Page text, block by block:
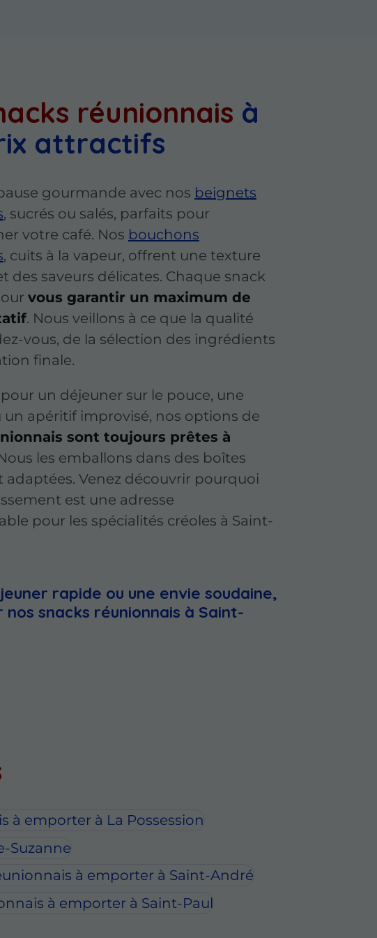
réunionnais à
attractifs
gourmande avec nos beignets
, sucrés ou salés, parfaits pour
votre café. Nos bouchons
, cuits à la vapeur, offrent une texture
des saveurs délicates. Chaque snack
vous garantir un maximum de
. Nous veillons à ce que la qualité
vous, de la sélection des ingrédients
finale.
un déjeuner sur le pouce, une
un apéritif improvisé, nos options de
sont toujours prêtes à
les emballons dans des boîtes
adaptées. Venez découvrir pourquoi
est une adresse
pour les spécialités créoles à Saint-
rapide ou une envie soudaine,
snacks réunionnais à Saint-
à emporter à La Possession
Suzanne
à emporter à Saint-André
à emporter à Saint-Paul